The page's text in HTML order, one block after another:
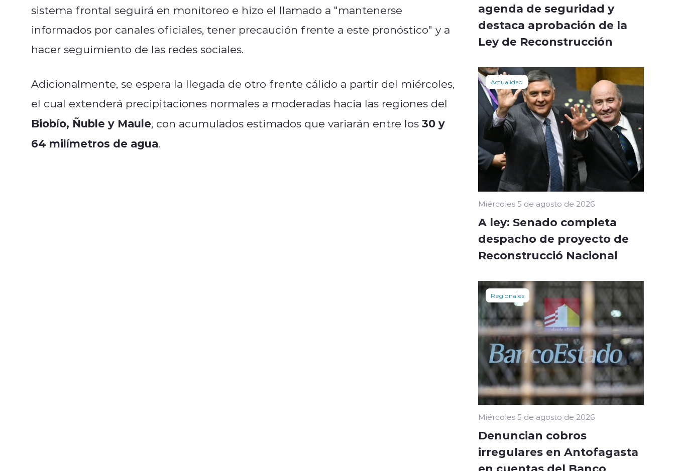
sistema frontal seguirá en monitoreo e hizo el llamado a "mantenerse
informados por canales oficiales, tener precaución frente a este pronóstico" y a
hacer seguimiento de las redes sociales.
Adicionalmente, se espera la llegada de otro frente cálido a partir del miércoles,
el cual extenderá precipitaciones normales a moderadas hacia las regiones del
Biobío, Ñuble y Maule, con acumulados estimados que variarán entre los 30 y
64 milímetros de agua.
agenda de seguridad y
destaca aprobación de la
Ley de Reconstrucción
Actualidad
Miércoles 5 de agosto de 2026
A ley: Senado completa
despacho de proyecto de
Reconstrucció Nacional
Regionales
Miércoles 5 de agosto de 2026
Denuncian cobros
irregulares en Antofagasta